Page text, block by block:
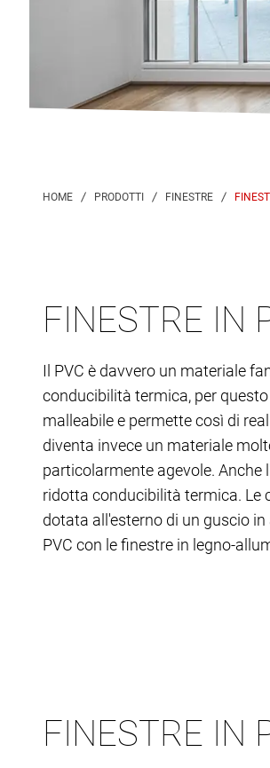
FINESTRE IN
Il PVC è davvero un materiale
conducibilità termica, per
malleabile e permette così di
diventa invece un materiale
particolarmente agevole. Anche
ridotta conducibilità termica. Le
dotata all'esterno di un guscio
PVC con le finestre in legno-
FINESTRE IN